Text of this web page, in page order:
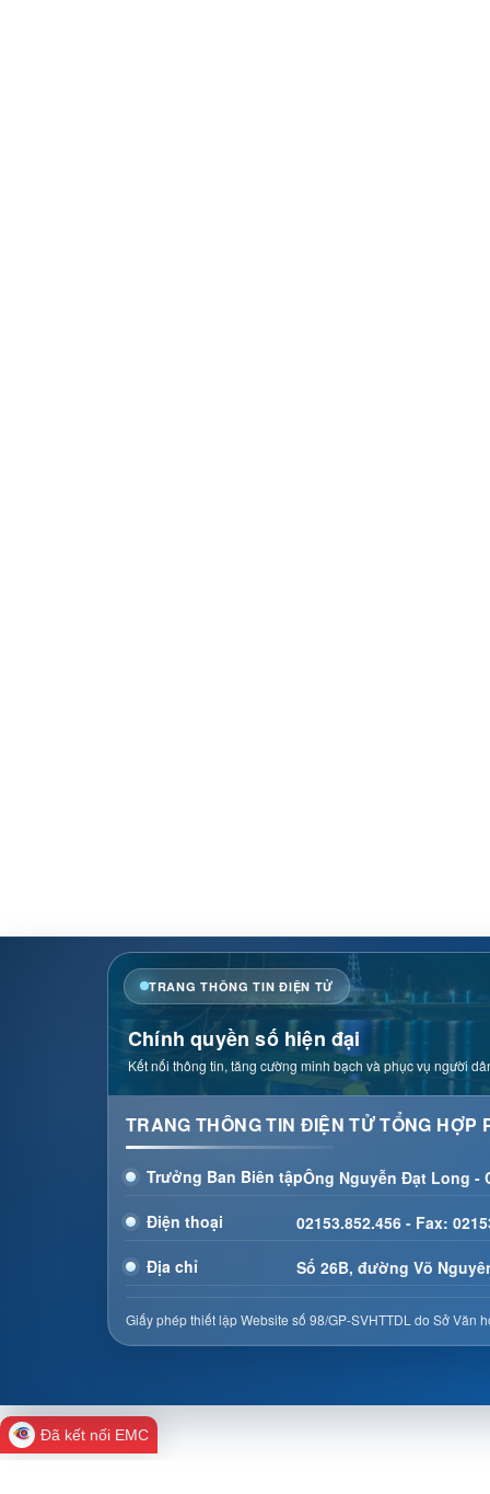
TRANG THÔNG TIN ĐIỆN TỬ
Chính quyền số hiện đại
Kết nối thông tin, tăng cường minh bạch và phục vụ người
TRANG THÔNG TIN ĐIỆN TỬ TỔNG
Trưởng Ban Biên tậpÔng Nguyễn Đạt Long -
Điện thoại
02153.852.456 - Fax:
Địa chỉ
Số 26B, đường Võ
Giấy phép thiết lập Website số 98/GP-SVHTTDL do Sở
Đã kết nối EMC